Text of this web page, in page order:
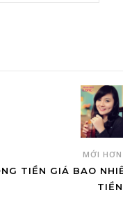
MỚI HƠN
TIỀN GIÁ BAO